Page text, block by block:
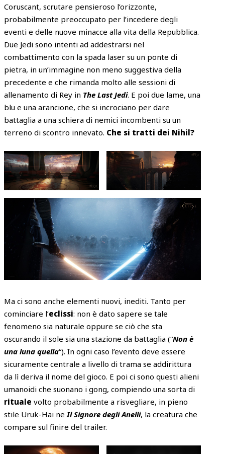
Coruscant, scrutare pensieroso l’orizzonte,
probabilmente preoccupato per l’incedere degli
eventi e delle nuove minacce alla vita della Repubblica.
Due Jedi sono intenti ad addestrarsi nel
combattimento con la spada laser su un ponte di
pietra, in un’immagine non meno suggestiva della
precedente e che rimanda molto alle sessioni di
allenamento di Rey in The Last Jedi. E poi due lame, una
blu e una arancione, che si incrociano per dare
battaglia a una schiera di nemici incombenti su un
terreno di scontro innevato. Che si tratti dei Nihil?
Ma ci sono anche elementi nuovi, inediti. Tanto per
cominciare l’eclissi: non è dato sapere se tale
fenomeno sia naturale oppure se ciò che sta
oscurando il sole sia una stazione da battaglia (“Non è
una luna quella“). In ogni caso l’evento deve essere
sicuramente centrale a livello di trama se addirittura
da lì deriva il nome del gioco. E poi ci sono questi alieni
umanoidi che suonano i gong, compiendo una sorta di
rituale volto probabilmente a risvegliare, in pieno
stile Uruk-Hai neIl Signore degli Anelli, la creatura che
compare sul finire del trailer.